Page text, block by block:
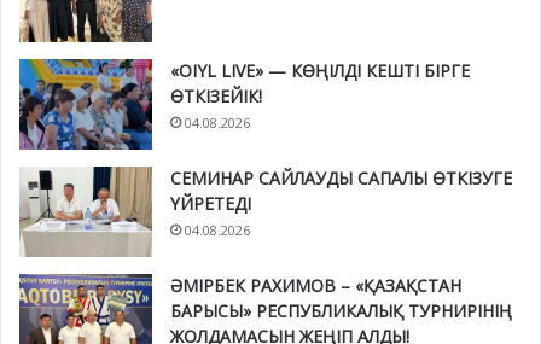
«OIYL LIVE» — КӨҢІЛДІ КЕШТІ БІРГЕ
ӨТКІЗЕЙІК!
04.08.2026
СЕМИНАР САЙЛАУДЫ САПАЛЫ ӨТКІЗУГЕ
ҮЙРЕТЕДІ
04.08.2026
ӘМІРБЕК РАХИМОВ – «ҚАЗАҚСТАН
БАРЫСЫ» РЕСПУБЛИКАЛЫҚ ТУРНИРІНІҢ
ЖОЛДАМАСЫН ЖЕҢІП АЛДЫ!